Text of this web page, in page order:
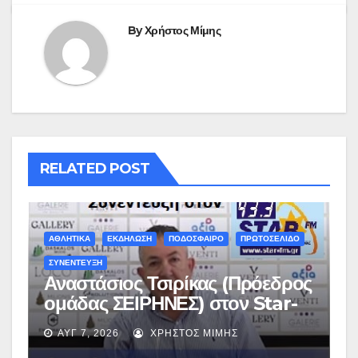
ByΧρήστος Μίμης
RELATED POST
ΑΘΛΗΤΙΚΑ ΕΚΔΗΛΩΣΗ ΠΟΔΟΣΦΑΙΡΟ ΠΡΩΤΟΣΕΛΙΔΟ
ΣΥΝΕΝΤΕΥΞΗ
Αναστάσιος Τσιρίκας (Πρόεδρος
ομάδας ΣΕΙΡΗΝΕΣ) στον Star-
fm 93.3: «Το όνειρο έγινε
πραγματικότητα – Σας
ΑΥΓ 7, 2026 ΧΡΉΣΤΟΣ ΜΊΜΗΣ